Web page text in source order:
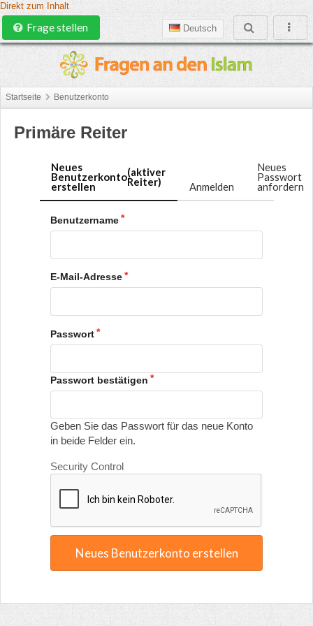
Direkt zum Inhalt
Deutsch
Frage stellen
Startseite Benutzerkonto
Primäre Reiter
Neues
Benutzerkonto
erstellen
(aktiver
Reiter) Anmelden
Neues
Passwort
anfordern
Benutzername
E-Mail-Adresse
Passwort
Passwort bestätigen
Geben Sie das Passwort für das neue Konto
in beide Felder ein.
Security Control